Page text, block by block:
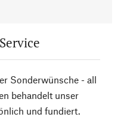
Sonderwünsche - all
behandelt unser
und fundiert.